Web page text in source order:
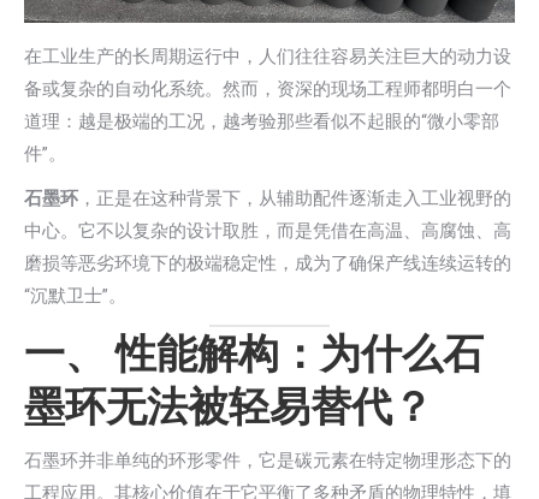
在工业生产的长周期运行中，人们往往容易关注巨大的动力设
备或复杂的自动化系统。然而，资深的现场工程师都明白一个
道理：越是极端的工况，越考验那些看似不起眼的“微小零部
件”。
石墨环 ，正是在这种背景下，从辅助配件逐渐走入工业视野的
中心。它不以复杂的设计取胜，而是凭借在高温、高腐蚀、高
磨损等恶劣环境下的极端稳定性，成为了确保产线连续运转的
“沉默卫士”。
一、 性能解构：为什么石
墨环无法被轻易替代？
石墨环并非单纯的环形零件，它是碳元素在特定物理形态下的
工程应用。其核心价值在于它平衡了多种矛盾的物理特性，填